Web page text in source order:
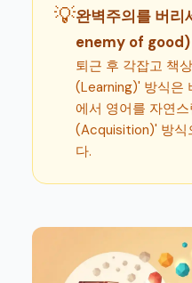
💡완벽주의를 버
enemy of good)
퇴근 후 각잡고 책
(Learning)' 방식은
에서 영어를 자연
(Acquisition)' 방식
다.